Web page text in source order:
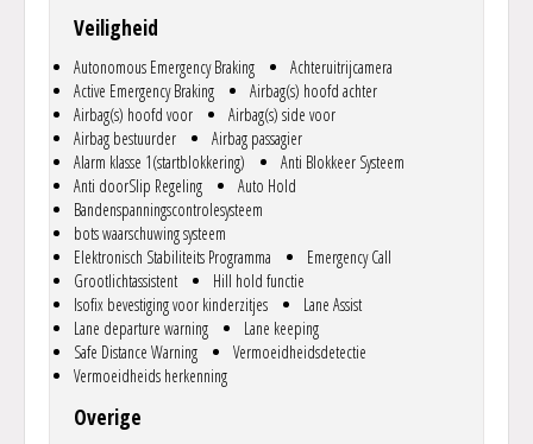
Veiligheid
Autonomous Emergency Braking
Achteruitrijcamera
Active Emergency Braking
Airbag(s) hoofd achter
Airbag(s) hoofd voor
Airbag(s) side voor
Airbag bestuurder
Airbag passagier
Alarm klasse 1(startblokkering)
Anti Blokkeer Systeem
Anti doorSlip Regeling
Auto Hold
Bandenspanningscontrolesysteem
bots waarschuwing systeem
Elektronisch Stabiliteits Programma
Emergency Call
Grootlichtassistent
Hill hold functie
Isofix bevestiging voor kinderzitjes
Lane Assist
Lane departure warning
Lane keeping
Safe Distance Warning
Vermoeidheidsdetectie
Vermoeidheids herkenning
Overige